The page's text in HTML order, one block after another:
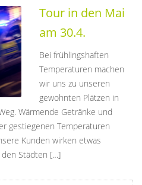
Tour in den Mai
am 30.4.
Bei frühlingshaften
Temperaturen machen
wir uns zu unseren
gewohnten Plätzen in
Wärmende Getränke und
gestiegenen Temperaturen
Kunden wirken etwas
den Städten […]